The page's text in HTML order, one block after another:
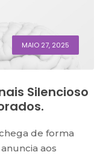
MAIO 27, 2025
Silencioso
de forma
aos